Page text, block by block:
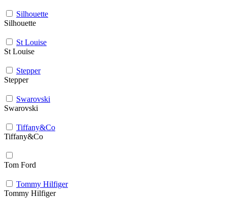
Silhouette
Silhouette
St Louise
St Louise
Stepper
Stepper
Swarovski
Swarovski
Tiffany&Co
Tiffany&Co
Tom Ford
Tommy Hilfiger
Tommy Hilfiger